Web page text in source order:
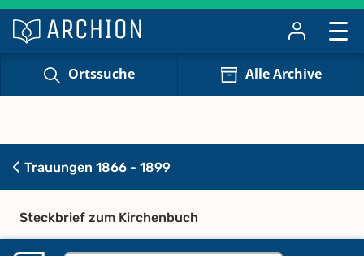
Ortssuche Alle Archive
Trauungen 1866 - 1899
Steckbrief zum Kirchenbuch